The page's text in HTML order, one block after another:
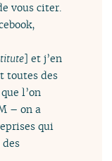
vous citer.
] et j’en
toutes des
l’on
– on a
qui